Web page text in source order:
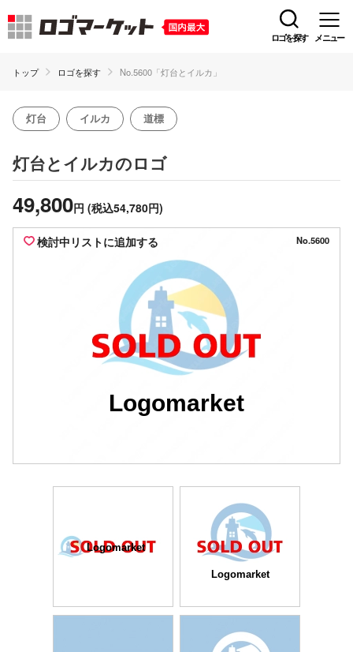
ロゴを探す メニュー
トップ ロゴを探す No.5600「灯台とイルカ」
灯台 イルカ 道標
灯台とイルカのロゴ
49,800円 (税込54,780円)
検討中リストに追加する No.5600
Logomarket
Logomarket
Logomarket